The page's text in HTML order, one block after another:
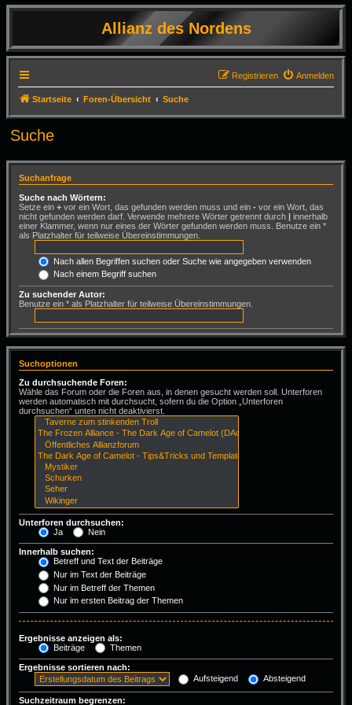
Allianz des Nordens
Anmelden
Registrieren
Startseite Foren-Übersicht Suche
Suche
Suchanfrage
Suche nach Wörtern:
Setze ein + vor ein Wort, das gefunden werden muss und ein - vor ein Wort, das
nicht gefunden werden darf. Verwende mehrere Wörter getrennt durch | innerhalb
einer Klammer, wenn nur eines der Wörter gefunden werden muss. Benutze ein *
als Platzhalter für teilweise Übereinstimmungen.
Nach allen Begriffen suchen oder Suche wie angegeben verwenden
Nach einem Begriff suchen
Zu suchender Autor:
Benutze ein * als Platzhalter für teilweise Übereinstimmungen.
Suchoptionen
Zu durchsuchende Foren:
Wähle das Forum oder die Foren aus, in denen gesucht werden soll. Unterforen
werden automatisch mit durchsucht, sofern du die Option „Unterforen
durchsuchen“ unten nicht deaktivierst.
Unterforen durchsuchen:
Ja
Nein
Innerhalb suchen:
Betreff und Text der Beiträge
Nur im Text der Beiträge
Nur im Betreff der Themen
Nur im ersten Beitrag der Themen
Ergebnisse anzeigen als:
Beiträge
Themen
Ergebnisse sortieren nach:
Aufsteigend
Absteigend
Suchzeitraum begrenzen: